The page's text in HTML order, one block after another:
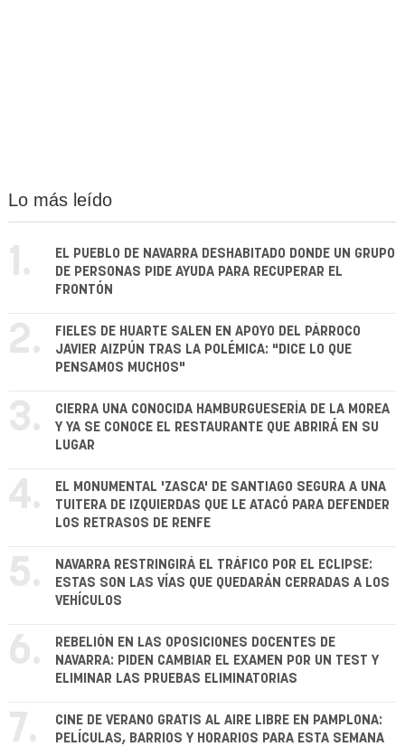
Lo más leído
1.
EL PUEBLO DE NAVARRA DESHABITADO DONDE UN GRUPO
DE PERSONAS PIDE AYUDA PARA RECUPERAR EL
FRONTÓN
2.
FIELES DE HUARTE SALEN EN APOYO DEL PÁRROCO
JAVIER AIZPÚN TRAS LA POLÉMICA: "DICE LO QUE
PENSAMOS MUCHOS"
3.
CIERRA UNA CONOCIDA HAMBURGUESERÍA DE LA MOREA
Y YA SE CONOCE EL RESTAURANTE QUE ABRIRÁ EN SU
LUGAR
4.
EL MONUMENTAL 'ZASCA' DE SANTIAGO SEGURA A UNA
TUITERA DE IZQUIERDAS QUE LE ATACÓ PARA DEFENDER
LOS RETRASOS DE RENFE
5.
NAVARRA RESTRINGIRÁ EL TRÁFICO POR EL ECLIPSE:
ESTAS SON LAS VÍAS QUE QUEDARÁN CERRADAS A LOS
VEHÍCULOS
6.
REBELIÓN EN LAS OPOSICIONES DOCENTES DE
NAVARRA: PIDEN CAMBIAR EL EXAMEN POR UN TEST Y
ELIMINAR LAS PRUEBAS ELIMINATORIAS
7.
CINE DE VERANO GRATIS AL AIRE LIBRE EN PAMPLONA:
PELÍCULAS, BARRIOS Y HORARIOS PARA ESTA SEMANA